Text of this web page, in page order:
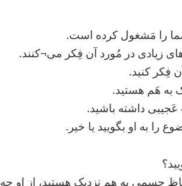
را مَشغول کرده است.
زیادی در مُورد آن فِکر می¬کنند.
فِکر کنید.
به هَم هستید.
داشته باشید.
را به او بگویید یا خیر.
جِسمی به هم نزدیک هستید، از او چه